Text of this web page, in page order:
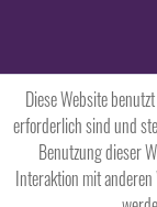
Diese Website
erforderlich sind und
Benutzung dieser
Interaktion mit